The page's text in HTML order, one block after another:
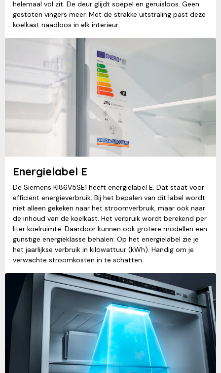
helemaal vol zit. De deur glijdt soepel en geruisloos. Geen
gestoten vingers meer. Met de strakke uitstraling past deze
koelkast naadloos in elk interieur.
Energielabel E
De Siemens KI86V5SE1 heeft energielabel E. Dat staat voor
efficiënt energieverbruik. Bij het bepalen van dit label wordt
niet alleen gekeken naar het stroomverbruik, maar ook naar
de inhoud van de koelkast. Het verbruik wordt berekend per
liter koelruimte. Daardoor kunnen ook grotere modellen een
gunstige energieklasse behalen. Op het energielabel zie je
het jaarlijkse verbruik in kilowattuur (kWh). Handig om je
verwachte stroomkosten in te schatten.